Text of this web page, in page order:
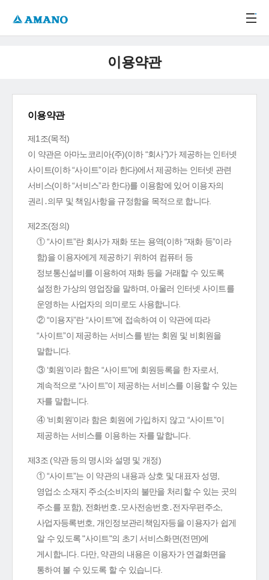
이용약관
이용약관
제1조(목적)
이 약관은 아마노코리아(주)(이하 “회사”)가 제공하는 인터넷
사이트(이하 “사이트”이라 한다)에서 제공하는 인터넷 관련
서비스(이하 “서비스”라 한다)를 이용함에 있어 이용자의
권리․의무 및 책임사항을 규정함을 목적으로 합니다.
제2조(정의)
① “사이트”란 회사가 재화 또는 용역(이하 “재화 등”이라
함)을 이용자에게 제공하기 위하여 컴퓨터 등
정보통신설비를 이용하여 재화 등을 거래할 수 있도록
설정한 가상의 영업장을 말하며, 아울러 인터넷 사이트를
운영하는 사업자의 의미로도 사용합니다.
② “이용자”란 “사이트”에 접속하여 이 약관에 따라
“사이트”이 제공하는 서비스를 받는 회원 및 비회원을
말합니다.
③ ‘회원’이라 함은 “사이트”에 회원등록을 한 자로서,
계속적으로 “사이트”이 제공하는 서비스를 이용할 수 있는
자를 말합니다.
④ ‘비회원’이라 함은 회원에 가입하지 않고 “사이트”이
제공하는 서비스를 이용하는 자를 말합니다.
제3조 (약관 등의 명시와 설명 및 개정)
① “사이트”는 이 약관의 내용과 상호 및 대표자 성명,
영업소 소재지 주소(소비자의 불만을 처리할 수 있는 곳의
주소를 포함), 전화번호․모사전송번호․전자우편주소,
사업자등록번호, 개인정보관리책임자등을 이용자가 쉽게
알 수 있도록 "사이트"의 초기 서비스화면(전면)에
게시합니다. 다만, 약관의 내용은 이용자가 연결화면을
통하여 볼 수 있도록 할 수 있습니다.